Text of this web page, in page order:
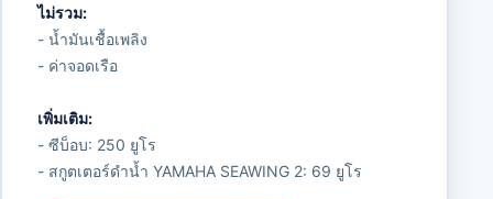
ไม่รวม:
- น้ำมันเชื้อเพลิง
- ค่าจอดเรือ
เพิ่มเติม:
- ซีบ็อบ: 250 ยูโร
- สกูตเตอร์ดำน้ำ YAMAHA SEAWING 2: 69 ยูโร